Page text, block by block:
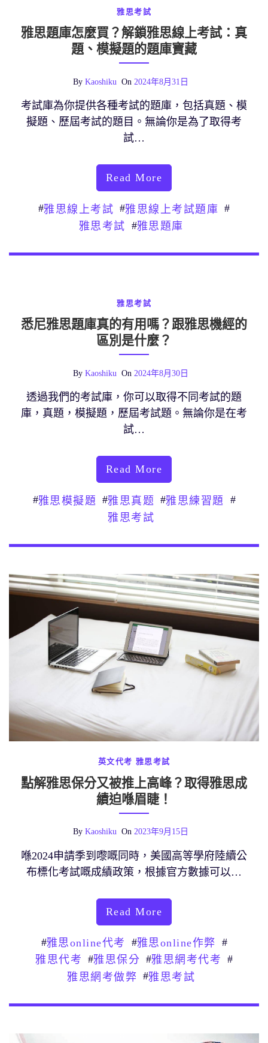
雅思考試
雅思題庫怎麼買？解鎖雅思線上考試：真
題、模擬題的題庫寶藏
By Kaoshiku On 2024年8月31日
考試庫為你提供各種考試的題庫，包括真題、模
擬題、歷屆考試的題目。無論你是為了取得考
試…
Read More
#雅思線上考試 #雅思線上考試題庫 #
雅思考試 #雅思題庫
雅思考試
悉尼雅思題庫真的有用嗎？跟雅思機經的
區別是什麼？
By Kaoshiku On 2024年8月30日
透過我們的考試庫，你可以取得不同考試的題
庫，真題，模擬題，歷屆考試題。無論你是在考
試…
Read More
#雅思模擬題 #雅思真题 #雅思練習題
#
雅思考試
英文代考 雅思考試
點解雅思保分又被推上高峰？取得雅思成
績迫喺眉睫！
By Kaoshiku On 2023年9月15日
喺2024申請季到嚟嘅同時，美國高等學府陸續公
布標化考試嘅成績政策，根據官方數據可以…
Read More
#雅思online代考 #雅思online作弊
#
雅思代考 #雅思保分 #雅思網考代考 #
雅思網考做弊 #雅思考試